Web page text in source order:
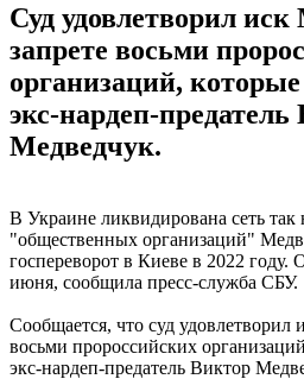
Суд удовлетворил
запрете восьми
организаций,
экс-нардеп-предатель
Медведчук.
В Украине ликвидирована сеть
"общественных организаций"
госпереворот в Киеве в 2022 году.
июня, сообщила пресс-служба СБУ.
Сообщается, что суд удовлетворил
восьми пророссийских
экс-нардеп-предатель Виктор